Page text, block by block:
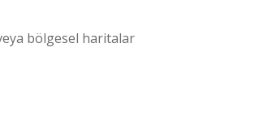
bölgesel haritalar